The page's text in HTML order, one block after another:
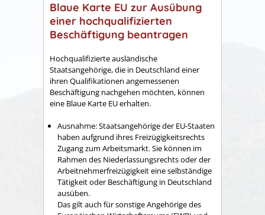
Blaue Karte EU zur Ausübung
einer hochqualifizierten
Beschäftigung beantragen
Hochqualifizierte ausländische
Staatsangehörige, die in Deutschland einer
ihren Qualifikationen angemessenen
Beschäftigung nachgehen möchten, können
eine Blaue Karte EU erhalten.
Ausnahme:Staatsangehörige der EU-Staaten
haben aufgrund ihres Freizügigkeitsrechts
Zugang zum Arbeitsmarkt. Sie können im
Rahmen des Niederlassungsrechts oder der
Arbeitnehmerfreizügigkeit eine selbständige
Tätigkeit oder Beschäftigung in Deutschland
ausüben.
Das gilt auch für sonstige Angehörige des